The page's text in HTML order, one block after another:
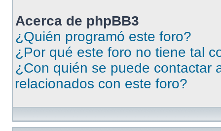
Acerca de phpBB3
¿Quién programó este foro?
¿Por qué este foro no tiene tal
¿Con quién se puede contactar
relacionados con este foro?